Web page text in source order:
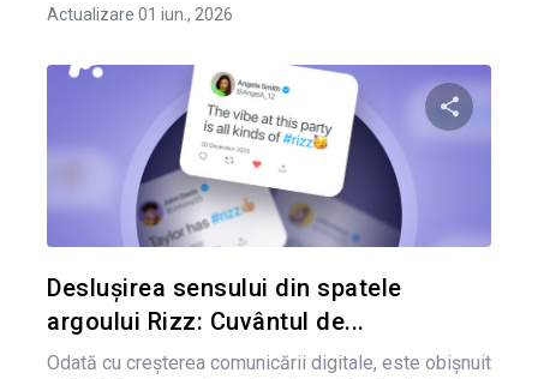
Actualizare 01 iun., 2026
Deslușirea sensului din spatele
argoului Rizz: Cuvântul de...
Odată cu creșterea comunicării digitale, este obișnuit